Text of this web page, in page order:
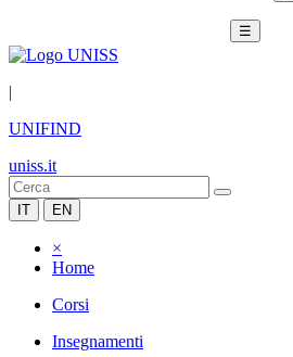
☰
|
UNIFIND
uniss.it
IT EN
×
Home
Corsi
Insegnamenti